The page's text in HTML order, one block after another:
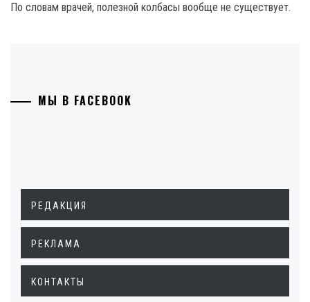
По словам врачей, полезной колбасы вообще не существует.
МЫ В FACEBOOK
РЕДАКЦИЯ
РЕКЛАМА
КОНТАКТЫ